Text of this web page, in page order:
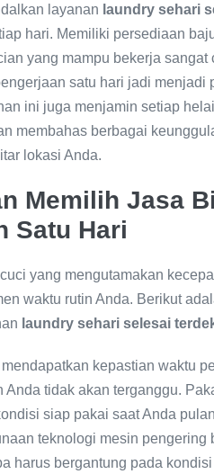
layanan laundry sehari
hari. Memiliki persediaan
yang mampu bekerja
satu hari jadi
ini juga menjamin setiap
membahas berbagai
lokasi Anda.
Memilih Jasa
Satu Hari
yang mengutamakan
waktu rutin Anda. Berikut
laundry sehari selesai
kepastian waktu
Anda tidak akan terganggu.
siap pakai saat Anda
teknologi mesin
harus bergantung pada